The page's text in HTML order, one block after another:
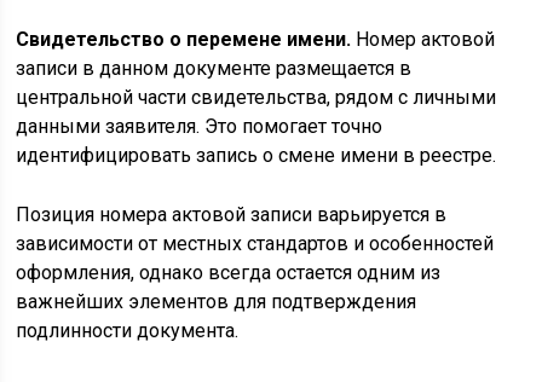
Свидетельство о перемене имени. Номер актовой
записи в данном документе размещается в
центральной части свидетельства, рядом с личными
данными заявителя. Это помогает точно
идентифицировать запись о смене имени в реестре.
Позиция номера актовой записи варьируется в
зависимости от местных стандартов и особенностей
оформления, однако всегда остается одним из
важнейших элементов для подтверждения
подлинности документа.